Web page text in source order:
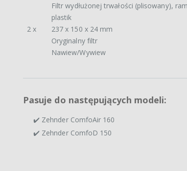
2 x
Filtr wydłużonej trwałości (plisowany),
plastik
237 x 150 x 24 mm
Oryginalny filtr
Nawiew/Wywiew
Pasuje do następujących modeli:
✔️ Zehnder ComfoAir 160
✔️ Zehnder ComfoD 150